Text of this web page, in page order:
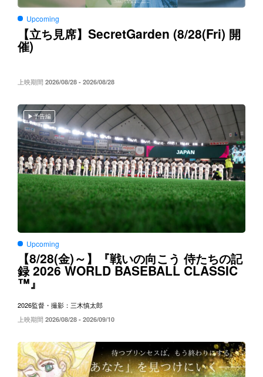
Upcoming
【立ち見席】 SecretGarden (8/28(Fri) 開
催)
上映期間 2026/08/28 - 2026/08/28
予告編
Upcoming
【8/28(金)～】『戦いの向こう 侍たちの記
録2026 WORLD BASEBALL CLASSIC
™』
2026監督・撮影：三木慎太郎
上映期間 2026/08/28 - 2026/09/10